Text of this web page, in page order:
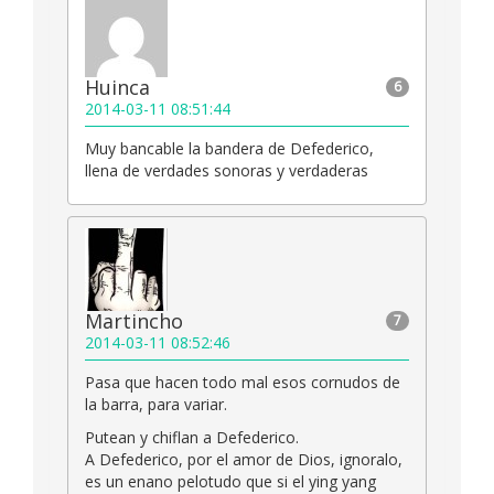
6
Huinca
2014-03-11 08:51:44
Muy bancable la bandera de Defederico,
llena de verdades sonoras y verdaderas
7
Martincho
2014-03-11 08:52:46
Pasa que hacen todo mal esos cornudos de
la barra, para variar.
Putean y chiflan a Defederico.
A Defederico, por el amor de Dios, ignoralo,
es un enano pelotudo que si el ying yang